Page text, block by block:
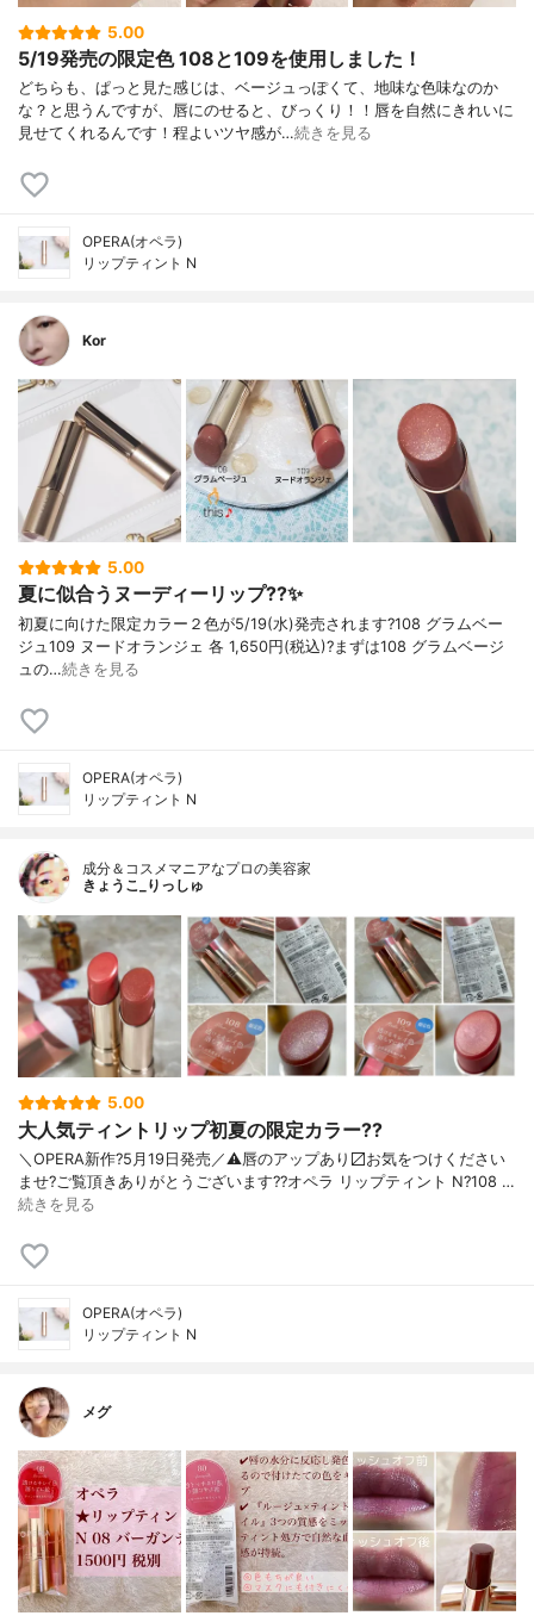
5.00
5/19発売の限定色 108と109を使用しました！
どちらも、ぱっと見た感じは、ベージュっぽくて、地味な色味なのか
な？と思うんですが、唇にのせると、びっくり！！唇を自然にきれいに
見せてくれるんです！程よいツヤ感が…続きを見る
OPERA(オペラ)
リップティント N
Kor
5.00
夏に似合うヌーディーリップ??✨
初夏に向けた限定カラー２色が5/19(水)発売されます?108 グラムベー
ジュ109 ヌードオランジェ 各 1,650円(税込)?まずは108 グラムベージ
ュの…続きを見る
OPERA(オペラ)
リップティント N
成分＆コスメマニアなプロの美容家
きょうこ_りっしゅ
5.00
大人気ティントリップ初夏の限定カラー??
＼OPERA新作?5月19日発売／ ⚠️唇のアップあり〼 お気をつけください
ませ? ご覧頂きありがとうございます? ?オペラ リップティント N ?108 …
続きを見る
OPERA(オペラ)
リップティント N
メグ